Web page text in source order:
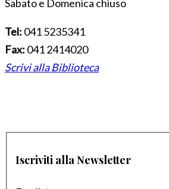
Sabato e Domenica chiuso
Tel: 041 5235341
Fax: 041 2414020
Scrivi alla Biblioteca
Iscriviti alla Newsletter